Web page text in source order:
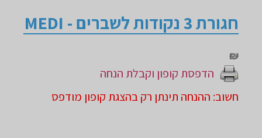
חגורת 3 נקודות לשברים - MEDI
₪
הדפסת קופון וקבלת הנחה
חשוב: ההנחה תינתן רק בהצגת קופון מודפס